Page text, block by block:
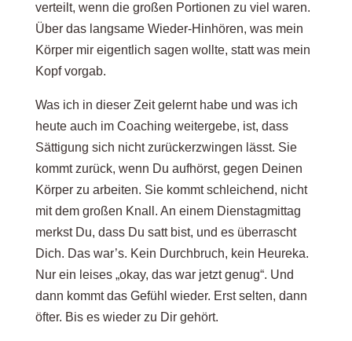
verteilt, wenn die großen Portionen zu viel waren.
Über das langsame Wieder-Hinhören, was mein
Körper mir eigentlich sagen wollte, statt was mein
Kopf vorgab.
Was ich in dieser Zeit gelernt habe und was ich
heute auch im Coaching weitergebe, ist, dass
Sättigung sich nicht zurückerzwingen lässt. Sie
kommt zurück, wenn Du aufhörst, gegen Deinen
Körper zu arbeiten. Sie kommt schleichend, nicht
mit dem großen Knall. An einem Dienstagmittag
merkst Du, dass Du satt bist, und es überrascht
Dich. Das war’s. Kein Durchbruch, kein Heureka.
Nur ein leises „okay, das war jetzt genug“. Und
dann kommt das Gefühl wieder. Erst selten, dann
öfter. Bis es wieder zu Dir gehört.